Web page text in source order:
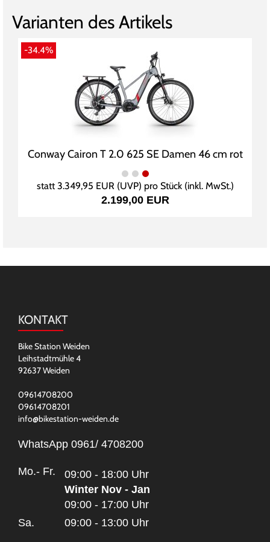
Varianten des Artikels
-34.4%
Conway Cairon T 2.0 625 SE Damen 46 cm rot
statt3.349,95 EUR(UVP) pro Stück (inkl. MwSt.)
2.199,00 EUR
KONTAKT
Bike Station Weiden
Leihstadtmühle 4
92637 Weiden
09614708200
09614708201
info@bikestation-weiden.de
WhatsApp 0961/ 4708200
Mo.- Fr. 09:00 - 18:00 Uhr
Winter Nov - Jan
09:00 - 17:00 Uhr
Sa.
09:00 - 13:00 Uhr